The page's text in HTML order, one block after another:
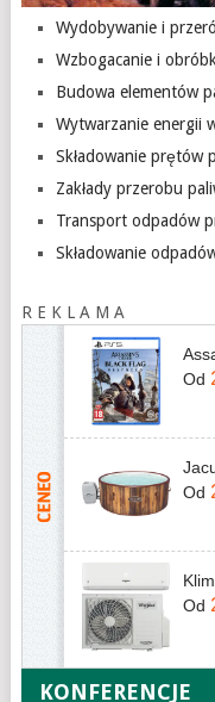
Wydobywanie i
Wzbogacanie i
Budowa elementów
Wytwarzanie energii
Składowanie prętów
Zakłady przerobu
Transport odpadów
Składowanie
R E K L A M A
Od
Od
Od
KONFERENCJE